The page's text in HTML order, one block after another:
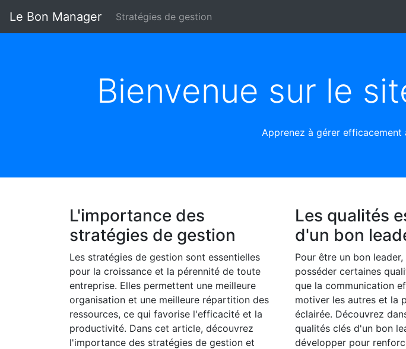
Le Bon Manager Stratégies de gestion
Bienvenue sur le
Apprenez à gérer efficacement
L'importance des
stratégies de gestion
Les stratégies de gestion sont essentielles
pour la croissance et la pérennité de toute
entreprise. Elles permettent une meilleure
organisation et une meilleure répartition des
ressources, ce qui favorise l'efficacité et la
productivité. Dans cet article, découvrez
l'importance des stratégies de gestion et
Les qualités
d'un bon
Pour être un bon
posséder certaines
que la communication
motiver les autres et la
éclairée. Découvrez
qualités clés d'un bon
développer pour